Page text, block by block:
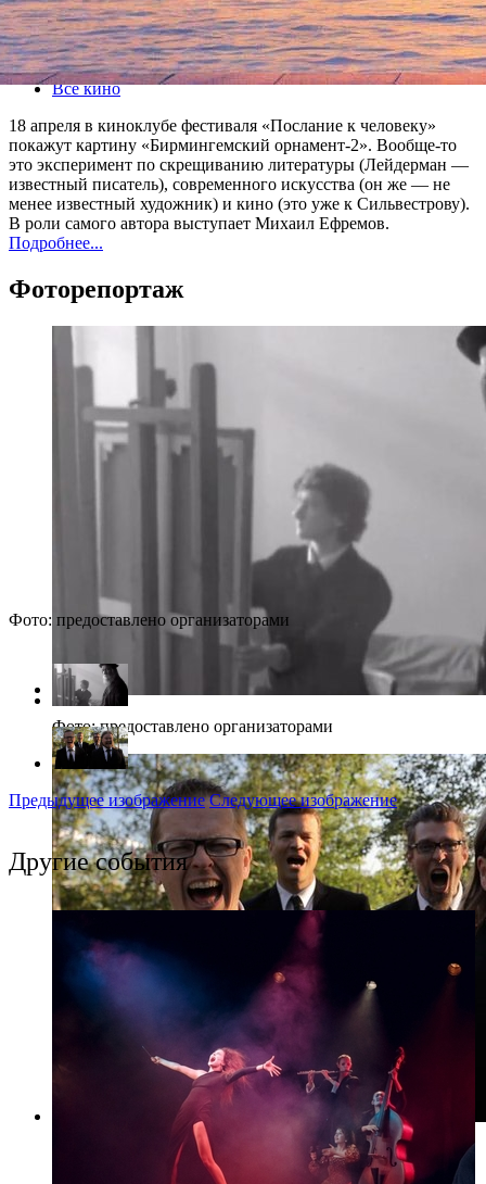
18 апреля 2014, пятница,19.00
Версия для печати
Все кино
18 апреля в киноклубе фестиваля «Послание к человеку»
покажут картину «Бирмингемский орнамент-2». Вообще-то
это эксперимент по скрещиванию литературы (Лейдерман —
известный писатель), современного искусства (он же — не
менее известный художник) и кино (это уже к Сильвестрову).
В роли самого автора выступает Михаил Ефремов.
Подробнее...
Фоторепортаж
Фото: предоставлено организаторами
Фото: предоставлено организаторами
Фото: предоставлено организаторами
Предыдущее изображение Следующее изображение
Другие события